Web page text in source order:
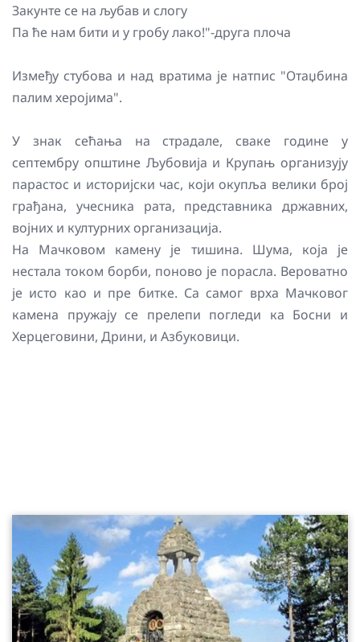
Закунте се на љубав и слогу
Па ће нам бити и у гробу лако!"-друга плоча
Између стубова и над вратима је натпис "Отаџбина
палим херојима".
У знак сећања на страдале, сваке године у
септембру општине Љубовија и Крупањ организују
парастос и историјски час, који окупља велики број
грађана, учесника рата, представника државних,
војних и културних организација.
На Мачковом камену је тишина. Шума, која је
нестала током борби, поново је порасла. Вероватно
је исто као и пре битке. Са самог врха Мачковог
камена пружају се прелепи погледи ка Босни и
Херцеговини, Дрини, и Азбуковици.